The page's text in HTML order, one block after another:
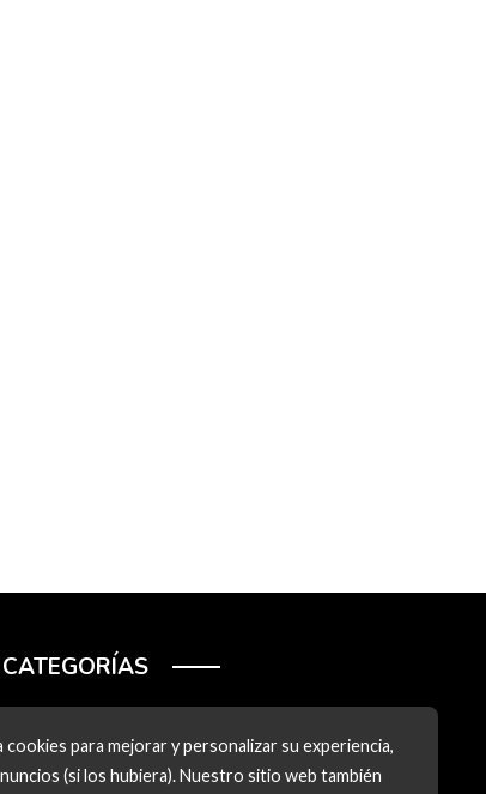
para mejorar y personalizar su experiencia,
(si los hubiera). Nuestro sitio web también
CATEGORÍAS
Cultura y ocio